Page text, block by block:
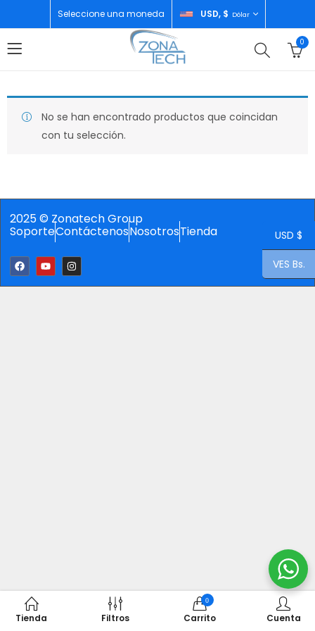
Seleccione una moneda USD, $ Dólar
0
No se han encontrado productos que coincidan
con tu selección.
2025 © Zonatech Group
SoporteContáctenosNosotrosTienda
Tienda Filtros
0
Carrito Cuenta
USD $
VES Bs.